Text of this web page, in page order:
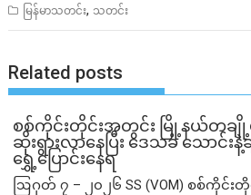
မြန်မာသတင်း, သတင်း
Related posts
စစ်ကိုင်းတိုင်းအတွင်း မြို့နယ်တချို့
ဆိုးရွားလာနေပြီး ဒေသခံ သောင်းနဲ့ခ
ရွှေ့ပြောင်းနေရ
ဩဂုတ် ၇ – ၂၀၂၆ SS (VOM) စစ်ကိုင်း